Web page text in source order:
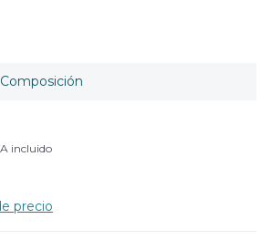
Composición
incluido
precio